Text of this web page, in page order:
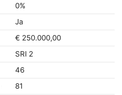
0%
Ja
€ 250.000,00
SRI 2
46
81